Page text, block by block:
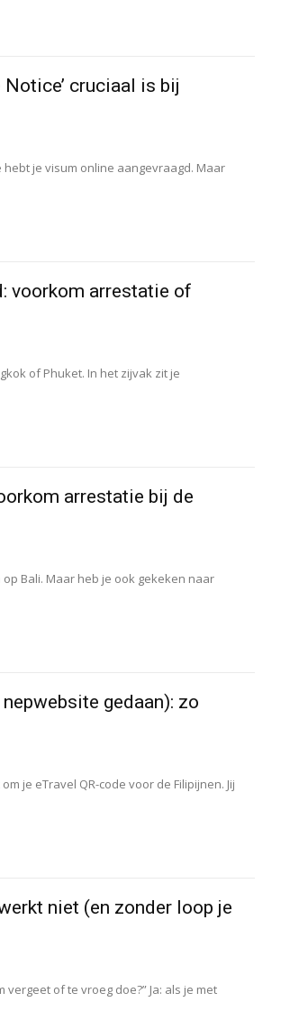
Notice’ cruciaal is bij
je visum online aangevraagd. Maar
voorkom arrestatie of
of Phuket. In het zijvak zit je
arrestatie bij de
Bali. Maar heb je ook gekeken naar
gedaan): zo
je eTravel QR-code voor de Filipijnen. Jij
niet (en zonder loop je
vergeet of te vroeg doe?” Ja: als je met